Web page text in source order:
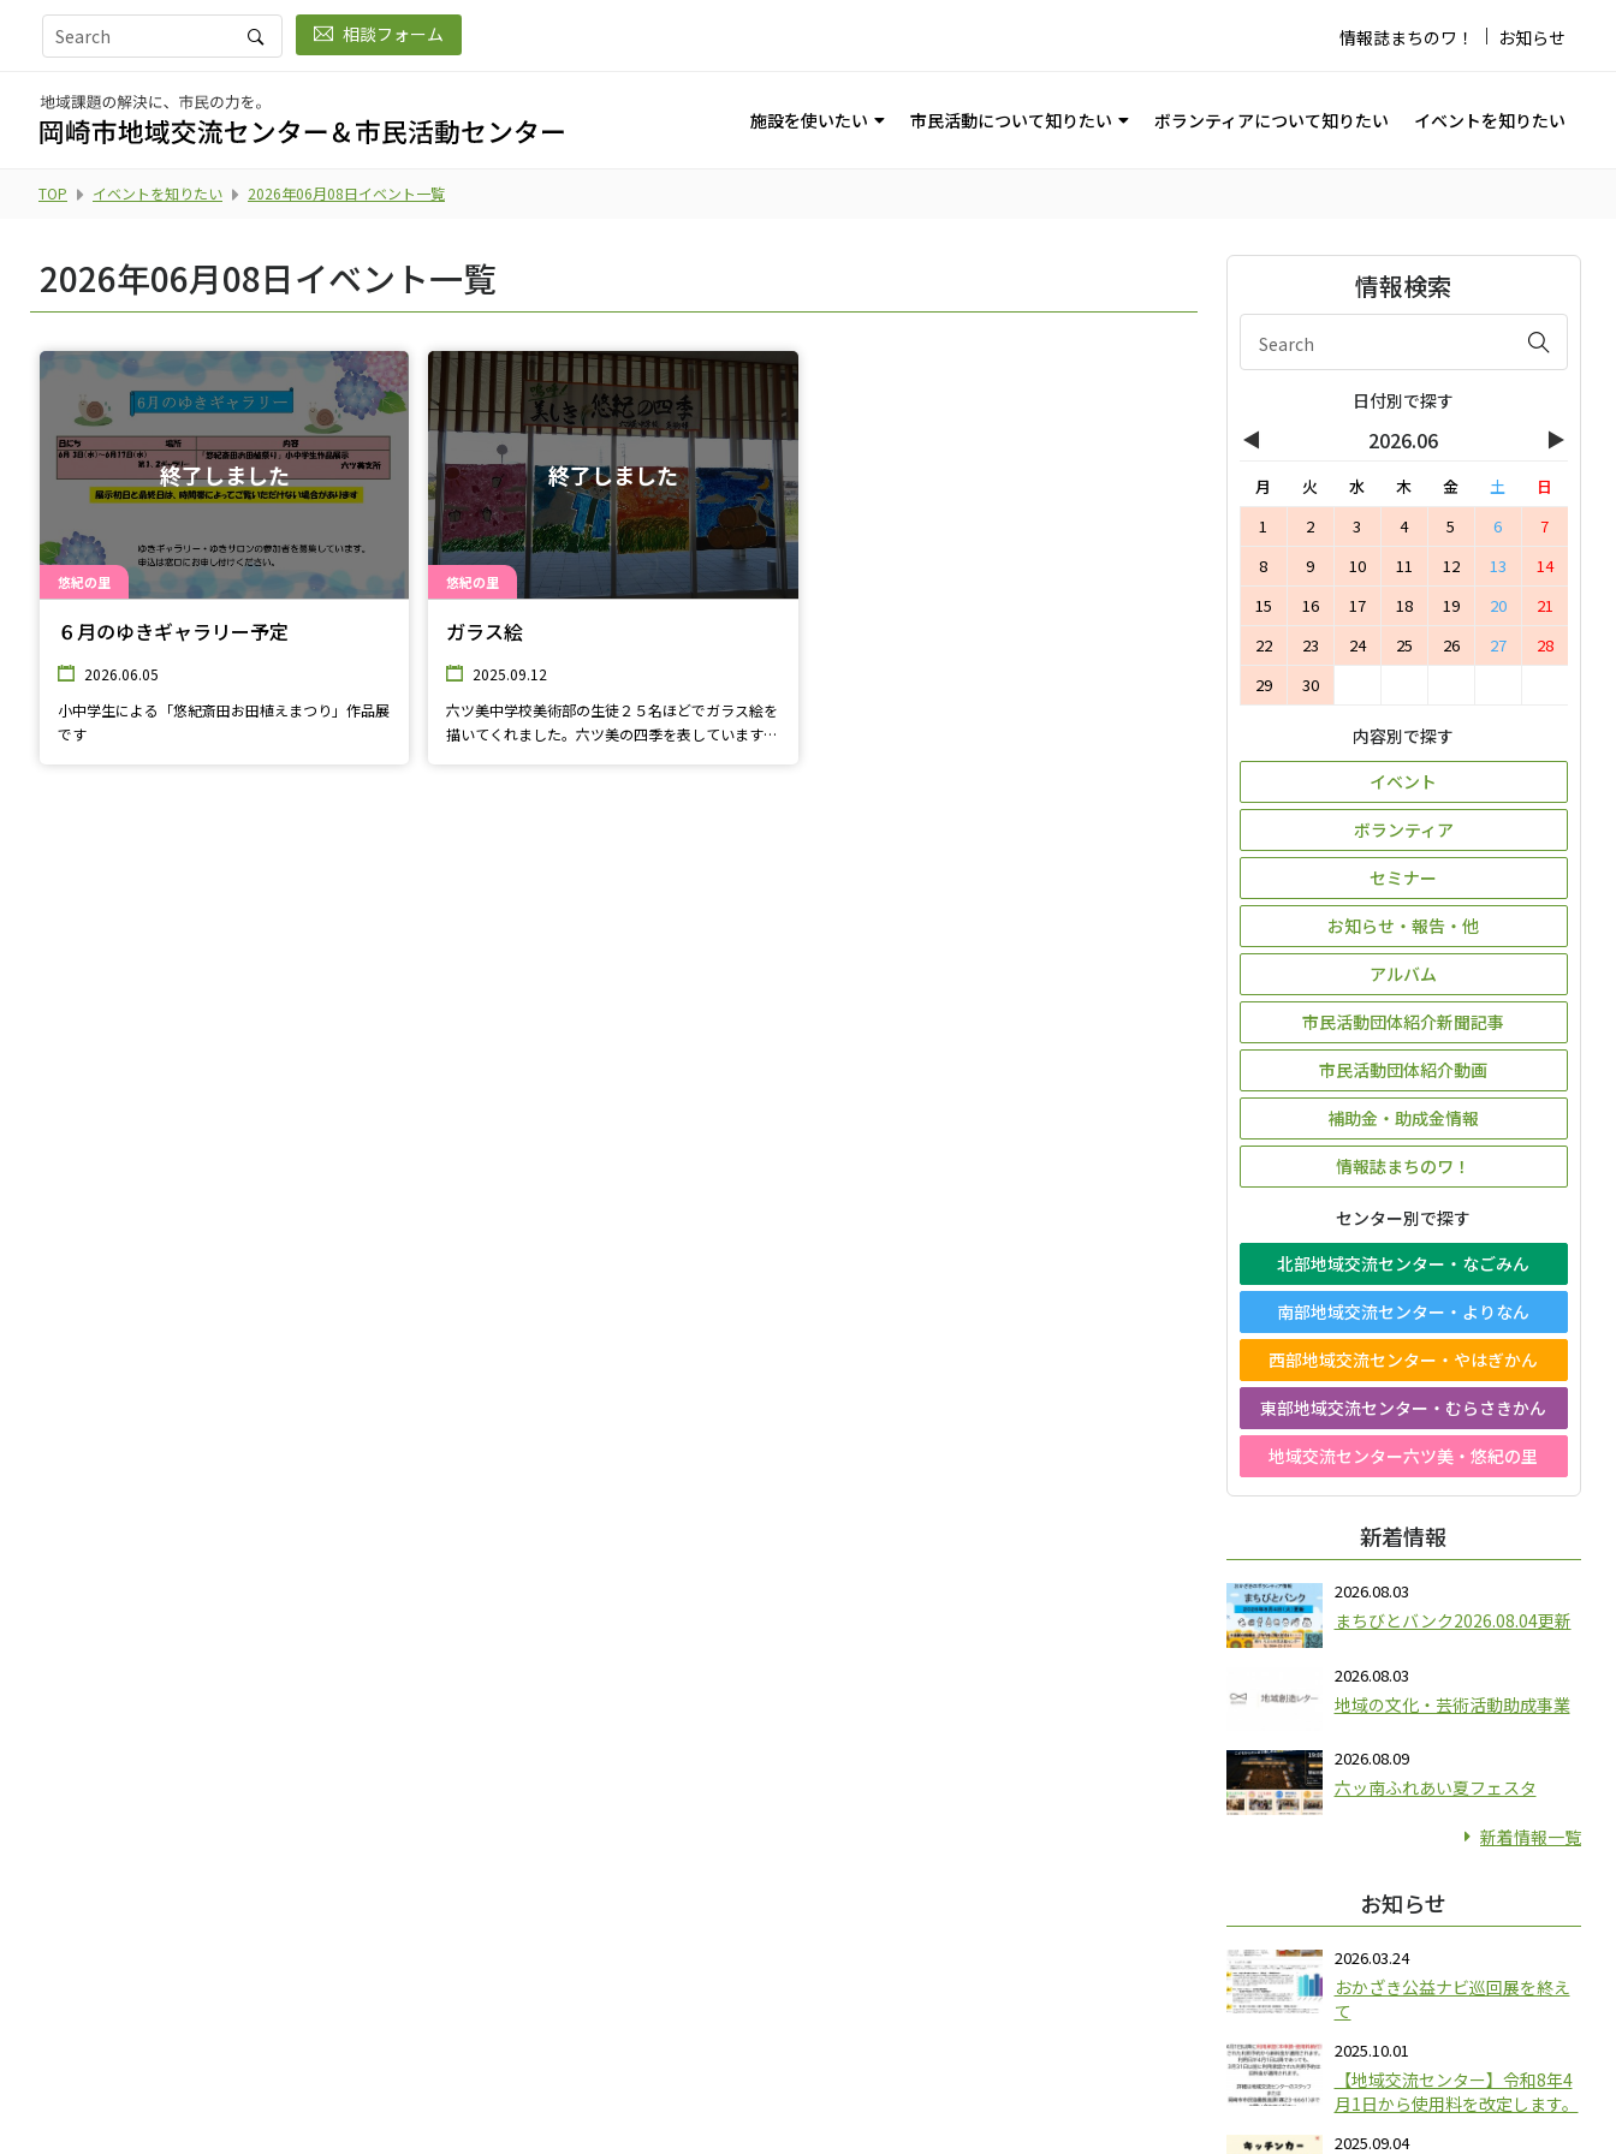
相談フォーム 情報誌まちのワ！ お知らせ
施設を使いたい 市民活動について知りたい ボランティアについて知りたい イベントを知りたい
TOP イベントを知りたい 2026年06月08日イベント一覧
2026年06月08日イベント一覧
悠紀の里
終了しました
６月のゆきギャラリー予定
2026.06.05
小中学生による「悠紀斎田お田植えまつり」作品展
です
悠紀の里
終了しました
ガラス絵
2025.09.12
六ツ美中学校美術部の生徒２５名ほどでガラス絵を
描いてくれました。六ツ美の四季を表しています。
情報検索
日付別で探す
◀ 2026.06 ▶
月 火 水 木 金 土
日
1
2 3 4 5 6
7
8
9 10 11 12 13
14
15
16 17 18 19 20
21
22
23 24 25 26 27
28
29
30
内容別で探す
イベント
ボランティア
セミナー
お知らせ・報告・他
アルバム
市民活動団体紹介新聞記事
市民活動団体紹介動画
補助金・助成金情報
情報誌まちのワ！
センター別で探す
北部地域交流センター・なごみん
南部地域交流センター・よりなん
西部地域交流センター・やはぎかん
東部地域交流センター・むらさきかん
地域交流センター六ツ美・悠紀の里
新着情報
2026.08.03
まちびとバンク2026.08.04更新
2026.08.03
地域の文化・芸術活動助成事業
2026.08.09
六ッ南ふれあい夏フェスタ
新着情報一覧
お知らせ
2026.03.24
おかざき公益ナビ巡回展を終え
て
2025.10.01
【地域交流センター】令和8年4
月1日から使用料を改定します。
2025.09.04